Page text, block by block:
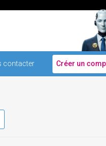
contacter Créer un